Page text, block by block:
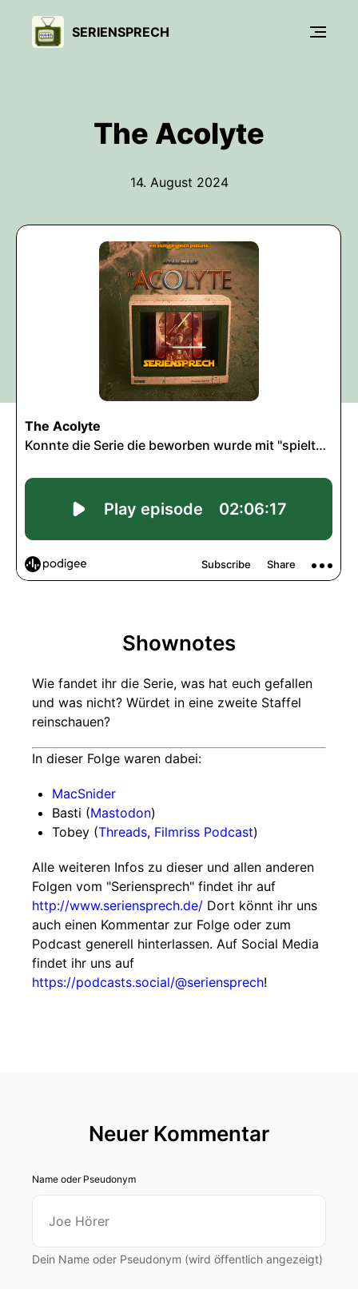
SERIENSPRECH
The Acolyte
14. August 2024
Shownotes
Wie fandet ihr die Serie, was hat euch gefallen
und was nicht? Würdet in eine zweite Staffel
reinschauen?
In dieser Folge waren dabei:
MacSnider
Basti (Mastodon)
Tobey (Threads, Filmriss Podcast)
Alle weiteren Infos zu dieser und allen anderen
Folgen vom "Seriensprech" findet ihr auf
http://www.seriensprech.de/ Dort könnt ihr uns
auch einen Kommentar zur Folge oder zum
Podcast generell hinterlassen. Auf Social Media
findet ihr uns auf
https://podcasts.social/@seriensprech!
Neuer Kommentar
Name oder Pseudonym
Dein Name oder Pseudonym (wird öffentlich angezeigt)